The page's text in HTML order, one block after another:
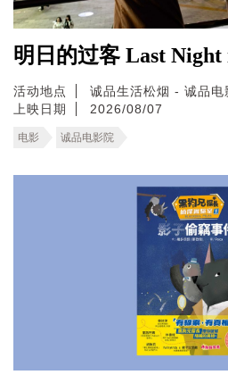
明日的过客 Last Night
活动地点
诚品生活松烟 - 诚品电
上映日期
2026/08/07
电影 诚品电影院